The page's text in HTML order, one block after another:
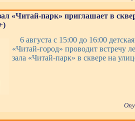
«Читай-парк» приглашает в
6 августа с 15:00 до 16:00
«Читай-город» проводит встречу
зала «Читай-парк» в сквере на